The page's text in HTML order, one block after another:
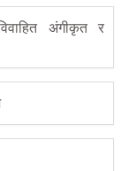
अंगीकृत र